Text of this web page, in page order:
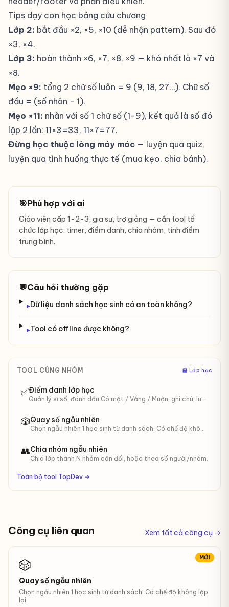
Tips dạy con học bảng cửu chương
Lớp 2: bắt đầu ×2, ×5, ×10 (dễ nhận pattern). Sau đó
×3, ×4.
Lớp 3: hoàn thành ×6, ×7, ×8, ×9 — khó nhất là ×7 và
×8.
Mẹo ×9: tổng 2 chữ số luôn = 9 (9, 18, 27…). Chữ số
đầu = (số nhân − 1).
Mẹo ×11: nhân với số 1 chữ số (1-9), kết quả là số đó
lặp 2 lần: 11×3=33, 11×7=77.
Đừng học thuộc lòng máy móc — luyện qua quiz,
luyện qua tình huống thực tế (mua kẹo, chia bánh).
🎯Phù hợp với ai
Giáo viên cấp 1-2-3, gia sư, trợ giảng — cần tool tổ
chức lớp học: timer, điểm danh, chia nhóm, tính điểm
trung bình.
💬Câu hỏi thường gặp
▸Dữ liệu danh sách học sinh có an toàn không?
▸Tool có offline được không?
TOOL CÙNG NHÓM ‍🏫 Lớp học
✅Điểm danh lớp học
Quản lý sĩ số, đánh dấu Có mặt / Vắng / Muộn, ghi chú, lưu
🎲Quay số ngẫu nhiên
Chọn ngẫu nhiên 1 học sinh từ danh sách. Có chế độ không
👥Chia nhóm ngẫu nhiên
Chia lớp thành N nhóm cân đối, hoặc theo số người/nhóm.
Toàn bộ tool TopDev →
Công cụ liên quan Xem tất cả công cụ →
MỚI
🎲
Quay số ngẫu nhiên
Chọn ngẫu nhiên 1 học sinh từ danh sách. Có chế độ không lặp
lại.